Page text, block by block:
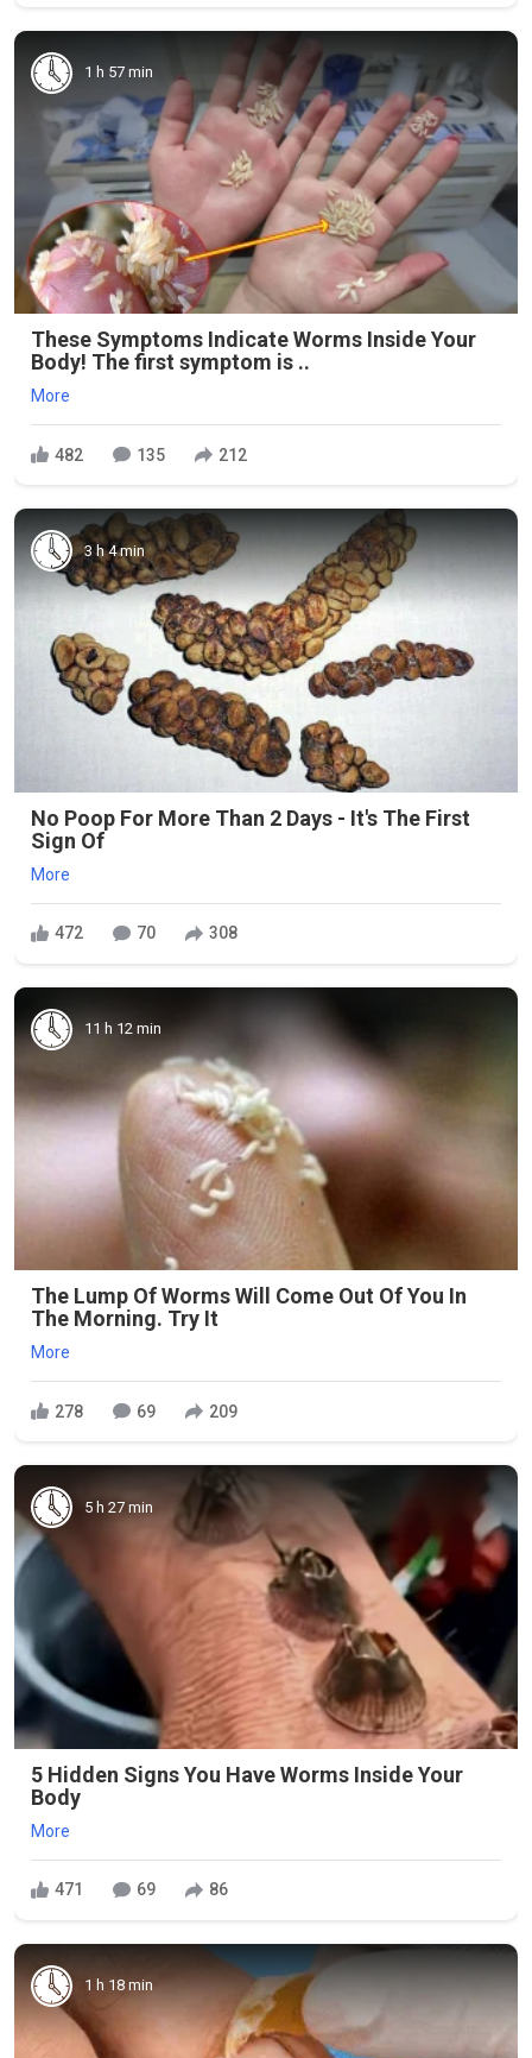
1 h 57 min
These Symptoms Indicate Worms Inside Your
Body! The first symptom is ..
More
482 135 212
3 h 4 min
No Poop For More Than 2 Days - It's The First
Sign Of
More
472 70 308
11 h 12 min
The Lump Of Worms Will Come Out Of You In
The Morning. Try It
More
278 69 209
5 h 27 min
5 Hidden Signs You Have Worms Inside Your
Body
More
471 69 86
1 h 18 min